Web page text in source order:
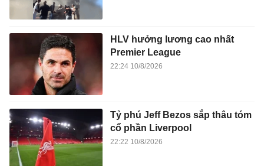
HLV hưởng lương cao nhất
Premier League
22:24 10/8/2026
Tỷ phú Jeff Bezos sắp thâu tóm
cổ phần Liverpool
22:22 10/8/2026